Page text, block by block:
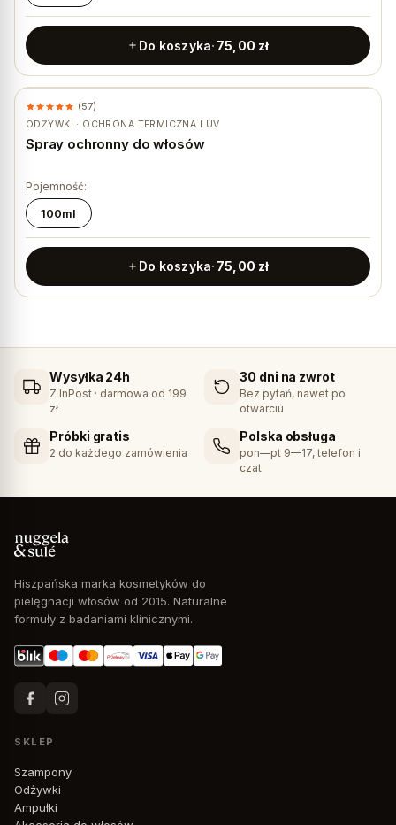
Do koszyka 75,00 zł
ODŻYWKI · OCHRONA TERMICZNA I UV
Spray ochronny do włosów
(57)
Pojemność:
100ml
Do koszyka 75,00 zł
Wysyłka 24h
Z InPost · darmowa od 199
zł
30 dni na zwrot
Bez pytań, nawet po
otwarciu
Próbki gratis
2 do każdego zamówienia
Polska obsługa
pon—pt 9—17, telefon i
czat
Hiszpańska marka kosmetyków do
pielęgnacji włosów od 2015. Naturalne
formuły z badaniami klinicznymi.
SKLEP
Szampony
Odżywki
Ampułki